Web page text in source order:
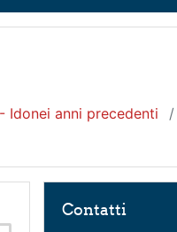
Idonei anni precedenti
Contatti